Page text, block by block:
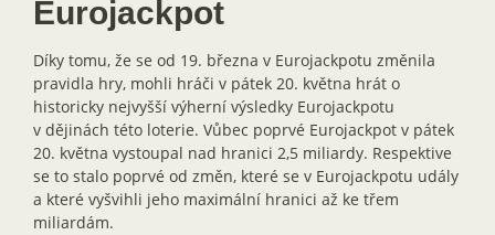
Eurojackpot
Díky tomu, že se od 19. března v Eurojackpotu změnila
pravidla hry, mohli hráči v pátek 20. května hrát o
historicky nejvyšší výherní výsledky Eurojackpotu
v dějinách této loterie. Vůbec poprvé Eurojackpot v pátek
20. května vystoupal nad hranici 2,5 miliardy. Respektive
se to stalo poprvé od změn, které se v Eurojackpotu udály
a které vyšvihli jeho maximální hranici až ke třem
miliardám.